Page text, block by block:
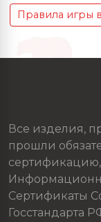
Правила игры
Все изделия,
прошли
Сертификаты
Госстандарта